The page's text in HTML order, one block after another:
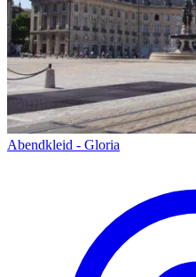
Abendkleid - Gloria